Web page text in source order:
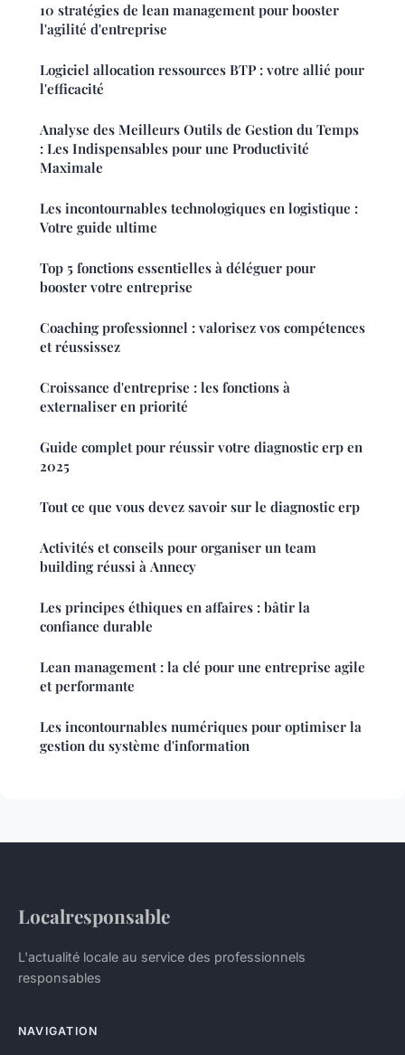
10 stratégies de lean management pour booster
l'agilité d'entreprise
Logiciel allocation ressources BTP : votre allié pour
l'efficacité
Analyse des Meilleurs Outils de Gestion du Temps
: Les Indispensables pour une Productivité
Maximale
Les incontournables technologiques en logistique :
Votre guide ultime
Top 5 fonctions essentielles à déléguer pour
booster votre entreprise
Coaching professionnel : valorisez vos compétences
et réussissez
Croissance d'entreprise : les fonctions à
externaliser en priorité
Guide complet pour réussir votre diagnostic erp en
2025
Tout ce que vous devez savoir sur le diagnostic erp
Activités et conseils pour organiser un team
building réussi à Annecy
Les principes éthiques en affaires : bâtir la
confiance durable
Lean management : la clé pour une entreprise agile
et performante
Les incontournables numériques pour optimiser la
gestion du système d'information
Localresponsable
L'actualité locale au service des professionnels
responsables
NAVIGATION